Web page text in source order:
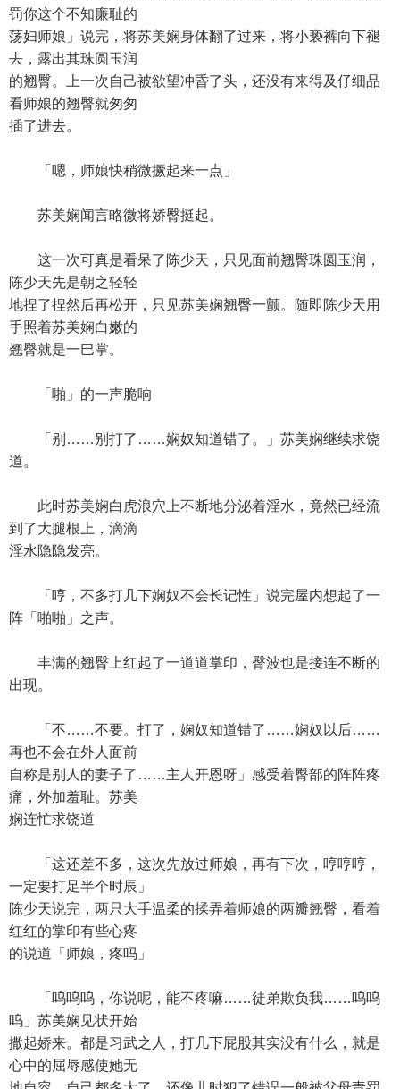
罚你这个不知廉耻的
荡妇师娘」说完，将苏美娴身体翻了过来，将小亵裤向下褪
去，露出其珠圆玉润
的翘臀。上一次自己被欲望冲昏了头，还没有来得及仔细品
看师娘的翘臀就匆匆
插了进去。
「嗯，师娘快稍微撅起来一点」
苏美娴闻言略微将娇臀挺起。
这一次可真是看呆了陈少天，只见面前翘臀珠圆玉润，
陈少天先是朝之轻轻
地捏了捏然后再松开，只见苏美娴翘臀一颤。随即陈少天用
手照着苏美娴白嫩的
翘臀就是一巴掌。
「啪」的一声脆响
「别……别打了……娴奴知道错了。」苏美娴继续求饶
道。
此时苏美娴白虎浪穴上不断地分泌着淫水，竟然已经流
到了大腿根上，滴滴
淫水隐隐发亮。
「哼，不多打几下娴奴不会长记性」说完屋内想起了一
阵「啪啪」之声。
丰满的翘臀上红起了一道道掌印，臀波也是接连不断的
出现。
「不……不要。打了，娴奴知道错了……娴奴以后……
再也不会在外人面前
自称是别人的妻子了……主人开恩呀」感受着臀部的阵阵疼
痛，外加羞耻。苏美
娴连忙求饶道
「这还差不多，这次先放过师娘，再有下次，哼哼哼，
一定要打足半个时辰」
陈少天说完，两只大手温柔的揉弄着师娘的两瓣翘臀，看着
红红的掌印有些心疼
的说道「师娘，疼吗」
「呜呜呜，你说呢，能不疼嘛……徒弟欺负我……呜呜
呜」苏美娴见状开始
撒起娇来。都是习武之人，打几下屁股其实没有什么，就是
心中的屈辱感使她无